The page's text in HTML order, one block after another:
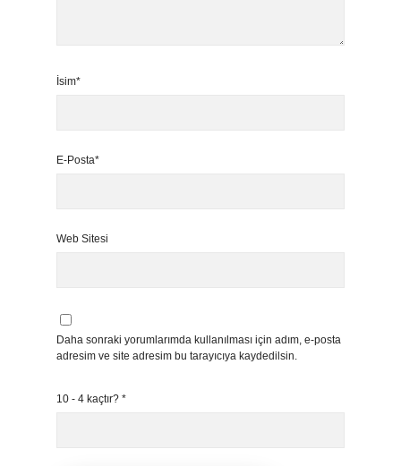
İsim*
E-Posta*
Web Sitesi
Daha sonraki yorumlarımda kullanılması için adım, e-posta
adresim ve site adresim bu tarayıcıya kaydedilsin.
10 - 4 kaçtır? *